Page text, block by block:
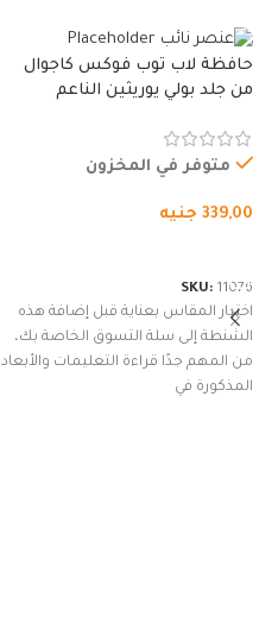
حافظة لاب توب فوكس كاجوال
من جلد بولي يوريثين الناعم
وسوستة.
متوفر في المخزون
339,00 جنيه
SKU: 11076
اختيار المقاس بعناية قبل إضافة هذه
الشنطة إلى سلة التسوق الخاصة بك،
من المهم جدًا قراءة التعليمات والأبعاد
المذكورة في